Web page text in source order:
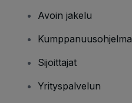
Avoin jakelu
Kumppanuusohjelma
Sijoittajat
Yrityspalvelun